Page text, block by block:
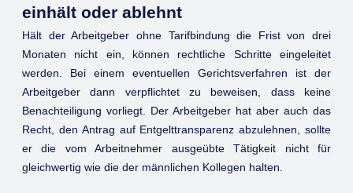
einhält oder ablehnt
Hält der Arbeitgeber ohne Tarifbindung die Frist von drei
Monaten nicht ein, können rechtliche Schritte eingeleitet
werden. Bei einem eventuellen Gerichtsverfahren ist der
Arbeitgeber dann verpflichtet zu beweisen, dass keine
Benachteiligung vorliegt. Der Arbeitgeber hat aber auch das
Recht, den Antrag auf Entgelttransparenz abzulehnen, sollte
er die vom Arbeitnehmer ausgeübte Tätigkeit nicht für
gleichwertig wie die der männlichen Kollegen halten.